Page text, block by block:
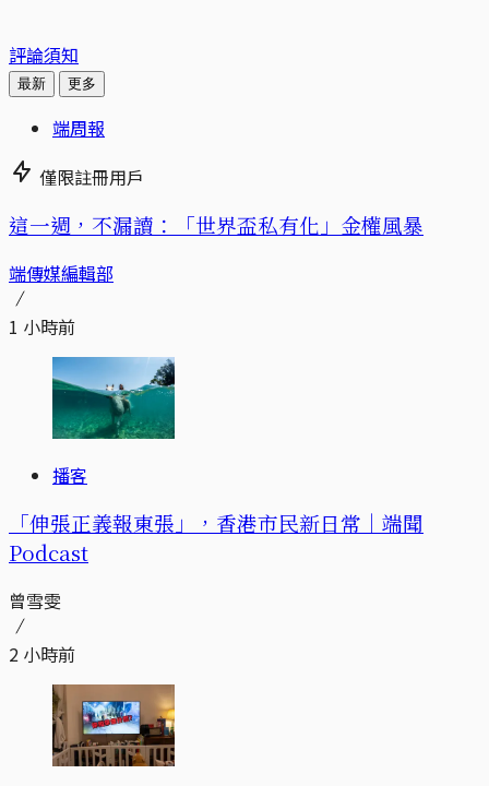
評論須知
最新 更多
端周報
僅限註冊用戶
這一週，不漏讀：「世界盃私有化」金權風暴
端傳媒編輯部
1 小時前
播客
「伸張正義報東張」，香港市民新日常｜端聞
Podcast
曾雪雯
2 小時前